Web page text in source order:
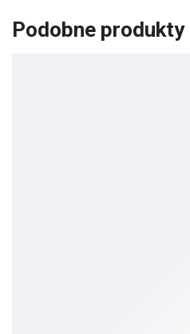
Podobne produkty